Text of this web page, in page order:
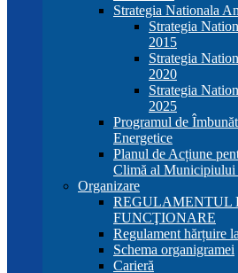
Strategia Nationala
Strategia
2015
Strategia
2020
Strategia
2025
Programul de
Energetice
Planul de Acțiune
Climă al Municipiului
Organizare
REGULAMENTUL
FUNCŢIONARE
Regulament hărțuire
Schema organigramei
Carieră